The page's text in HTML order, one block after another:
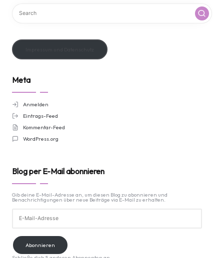
Meta
Anmelden
Eintrags-Feed
Kommentar-Feed
WordPress.org
Blog per E-Mail abonnieren
Gib deine E-Mail-Adresse an, um diesen Blog zu abonnieren und
Benachrichtigungen über neue Beiträge via E-Mail zu erhalten.
Mail-
Adresse
Abonnieren